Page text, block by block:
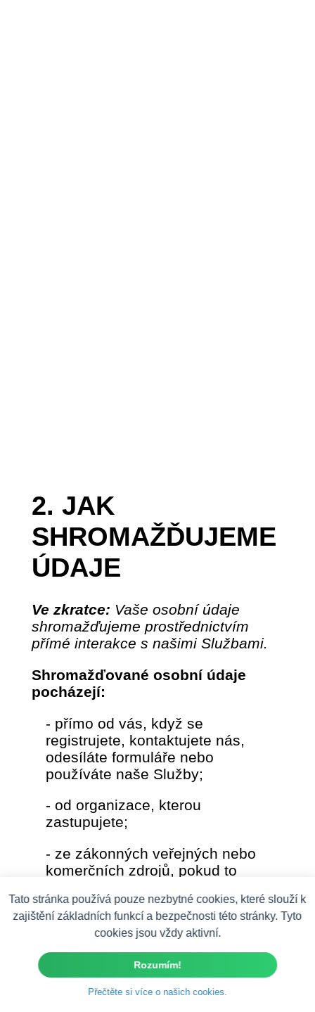
Tato stránka používá pouze nezbytné cookies, které slouží k
zajištění základních funkcí a bezpečnosti této stránky. Tyto
cookies jsou vždy aktivní.
Rozumím!
Přečtěte si více o našich cookies.
2. JAK
SHROMAŽĎUJEME
ÚDAJE
Ve zkratce: Vaše osobní údaje
shromažďujeme prostřednictvím
přímé interakce s našimi Službami.
Shromažďované osobní údaje
pocházejí:
- přímo od vás, když se
registrujete, kontaktujete nás,
odesíláte formuláře nebo
používáte naše Služby;
- od organizace, kterou
zastupujete;
- ze zákonných veřejných nebo
komerčních zdrojů, pokud to
- automaticky prostřednictvím
našich systémů, pokud je to
nezbytné pro provoz,
zabezpečení, údržbu a řešení
problémů Služeb.